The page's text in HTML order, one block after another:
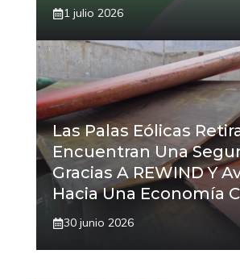
1 julio 2026
Las Palas Eólicas
Encuentran Una
Gracias A REWIND Y
Hacia Una Economía
30 junio 2026